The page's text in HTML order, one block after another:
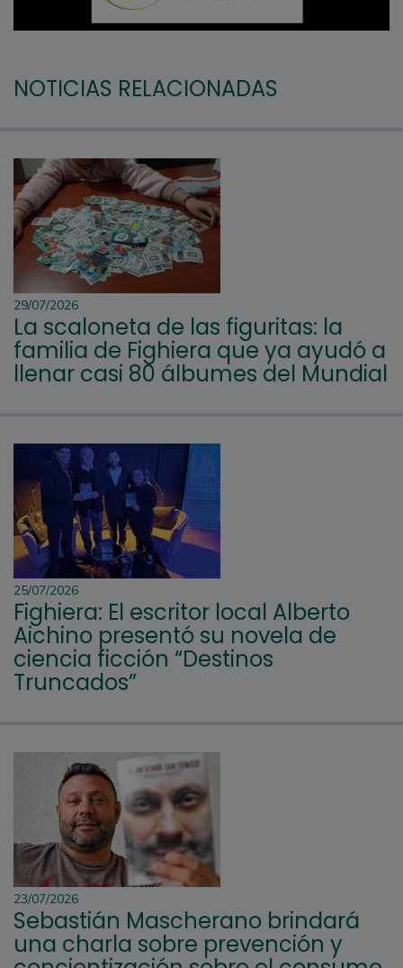
NOTICIAS RELACIONADAS
29/07/2026
La scaloneta de las figuritas: la
familia de Fighiera que ya ayudó a
llenar casi 80 álbumes del Mundial
25/07/2026
Fighiera: El escritor local Alberto
Aichino presentó su novela de
ciencia ficción “Destinos
Truncados”
23/07/2026
Sebastián Mascherano brindará
una charla sobre prevención y